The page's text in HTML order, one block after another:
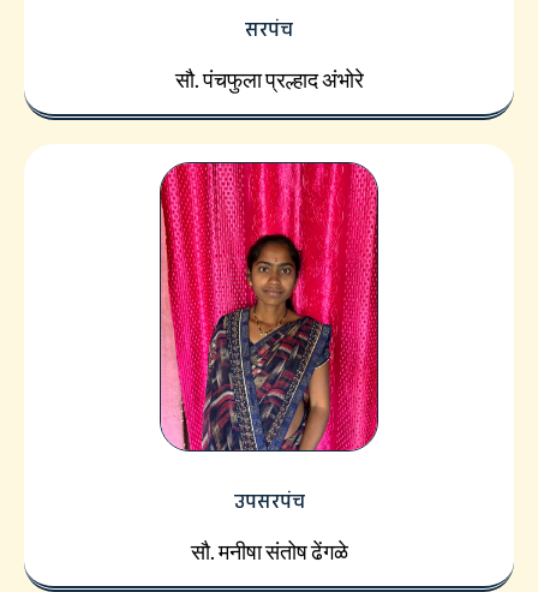
सरपंच
सौ. पंचफुला प्रल्हाद अंभोरे
उपसरपंच
सौ. मनीषा संतोष ढेंगळे